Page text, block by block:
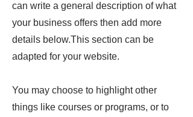
can write a general description of what
your business offers then add more
details below.​This section can be
adapted for your website.
You may choose to highlight other
things like courses or programs, or to